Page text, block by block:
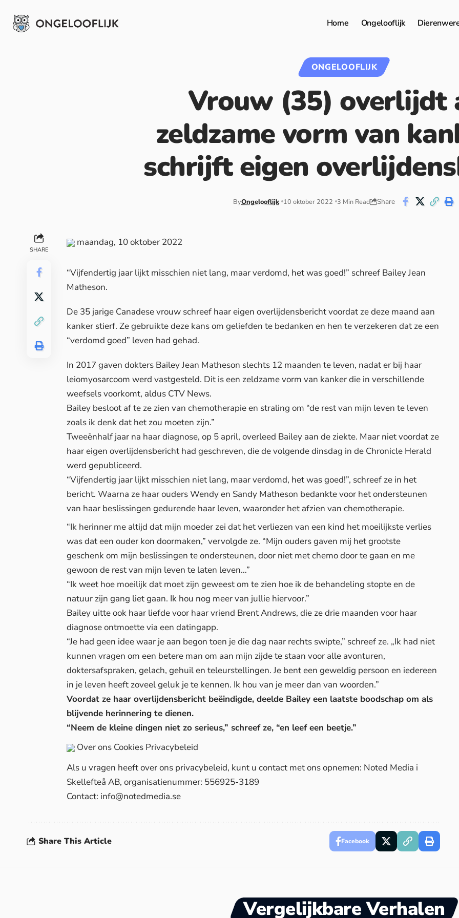
Home Ongelooflijk
ONGELOOFLIJK
Vrouw (35) overlijdt
zeldzame vorm van
schrijft eigen
ByOngelooflijk 10 oktober 2022 3 Min Read Share
SHARE
maandag, 10 oktober 2022
“Vijfendertig jaar lijkt misschien niet lang, maar verdomd, het was goed!” schreef Bailey Jean
Matheson.
De 35 jarige Canadese vrouw schreef haar eigen overlijdensbericht voordat ze deze maand aan
kanker stierf. Ze gebruikte deze kans om geliefden te bedanken en hen te verzekeren dat ze een
“verdomd goed” leven had gehad.
In 2017 gaven dokters Bailey Jean Matheson slechts 12 maanden te leven, nadat er bij haar
leiomyosarcoom werd vastgesteld. Dit is een zeldzame vorm van kanker die in verschillende
weefsels voorkomt, aldus CTV News.
Bailey besloot af te ze zien van chemotherapie en straling om “de rest van mijn leven te leven
zoals ik denk dat het zou moeten zijn.”
Tweeënhalf jaar na haar diagnose, op 5 april, overleed Bailey aan de ziekte. Maar niet voordat ze
haar eigen overlijdensbericht had geschreven, die de volgende dinsdag in de Chronicle Herald
werd gepubliceerd.
“Vijfendertig jaar lijkt misschien niet lang, maar verdomd, het was goed!”, schreef ze in het
bericht. Waarna ze haar ouders Wendy en Sandy Matheson bedankte voor het ondersteunen
van haar beslissingen gedurende haar leven, waaronder het afzien van chemotherapie.
“Ik herinner me altijd dat mijn moeder zei dat het verliezen van een kind het moeilijkste verlies
was dat een ouder kon doormaken,” vervolgde ze. “Mijn ouders gaven mij het grootste
geschenk om mijn beslissingen te ondersteunen, door niet met chemo door te gaan en me
gewoon de rest van mijn leven te laten leven…”
“Ik weet hoe moeilijk dat moet zijn geweest om te zien hoe ik de behandeling stopte en de
natuur zijn gang liet gaan. Ik hou nog meer van jullie hiervoor.”
Bailey uitte ook haar liefde voor haar vriend Brent Andrews, die ze drie maanden voor haar
diagnose ontmoette via een datingapp.
“Je had geen idee waar je aan begon toen je die dag naar rechts swipte,” schreef ze. „Ik had niet
kunnen vragen om een betere man om aan mijn zijde te staan voor alle avonturen,
doktersafspraken, gelach, gehuil en teleurstellingen. Je bent een geweldig persoon en iedereen
in je leven heeft zoveel geluk je te kennen. Ik hou van je meer dan van woorden.”
Voordat ze haar overlijdensbericht beëindigde, deelde Bailey een laatste boodschap om als
blijvende herinnering te dienen.
“Neem de kleine dingen niet zo serieus,” schreef ze, “en leef een beetje.”
Over ons Cookies Privacybeleid
Als u vragen heeft over ons privacybeleid, kunt u contact met ons opnemen: Noted Media i
Skellefteå AB, organisatienummer: 556925-3189
Contact: info@notedmedia.se
Share This Article Facebook
Vergelijkbare Verhalen